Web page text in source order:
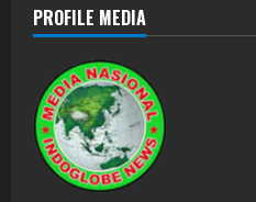
PROFILE MEDIA